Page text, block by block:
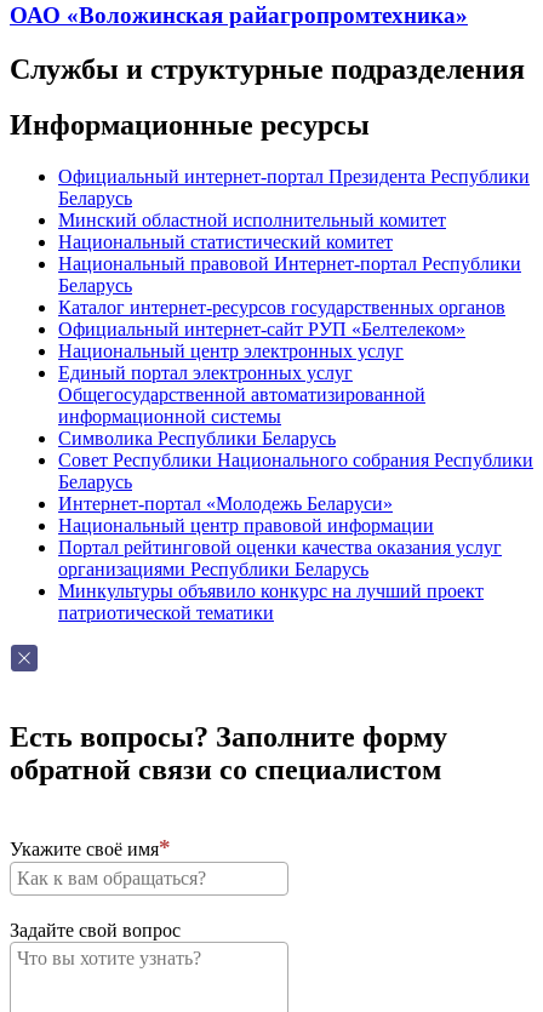
ОАО «Воложинская райагропромтехника»
Службы и структурные подразделения
Информационные ресурсы
Официальный интернет-портал Президента Республики
Беларусь
Минский областной исполнительный комитет
Национальный статистический комитет
Национальный правовой Интернет-портал Республики
Беларусь
Каталог интернет-ресурсов государственных органов
Официальный интернет-сайт РУП «Белтелеком»
Национальный центр электронных услуг
Единый портал электронных услуг
Общегосударственной автоматизированной
информационной системы
Символика Республики Беларусь
Совет Республики Национального собрания Республики
Беларусь
Интернет-портал «Молодежь Беларуси»
Национальный центр правовой информации
Портал рейтинговой оценки качества оказания услуг
организациями Республики Беларусь
Минкультуры объявило конкурс на лучший проект
патриотической тематики
Есть вопросы? Заполните форму
обратной связи со специалистом
Укажите своё имя
Задайте свой вопрос